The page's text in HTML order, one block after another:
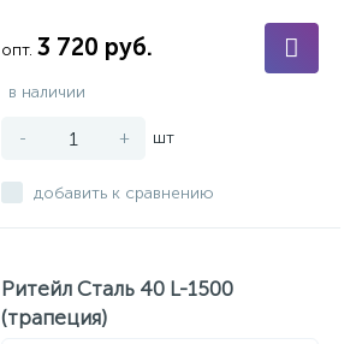
опт. 3 720 руб.
в наличии
- + шт
добавить к сравнению
Ритейл Сталь 40 L-1500
(трапеция)